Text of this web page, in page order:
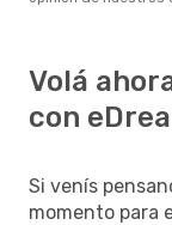
Volá
con
Si venís
momento para